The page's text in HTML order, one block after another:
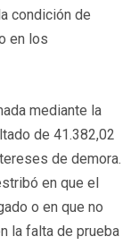
condición de
en los
mediante la
de 41.382,02
de demora.
en que el
o en que no
la falta de prueba